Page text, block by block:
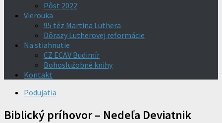
Pôst 2022
Vierouka
95 téz Martina Luthera
Dôrazy Lutherovej reformácie
Na stiahnutie
CZ ECAV Budimír
Bohoslužobné knihy
Kontakt
Podujatia
Biblický príhovor – Nedeľa Deviatnik